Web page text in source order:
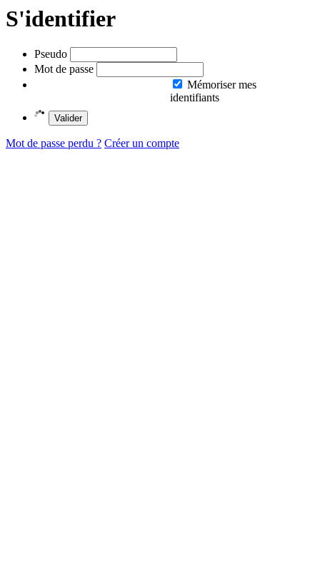
S'identifier
Pseudo
Mot de passe
Mémoriser mes
identifiants
Valider
Mot de passe perdu ? Créer un compte